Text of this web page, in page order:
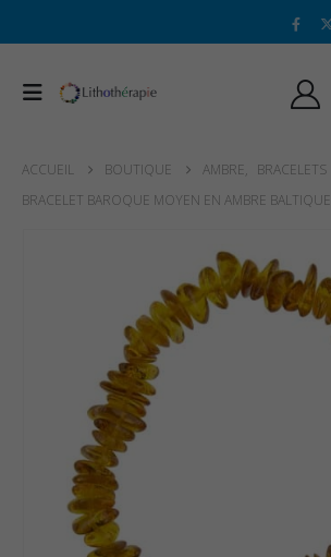
ACCUEIL BOUTIQUE AMBRE, BRACELETS
BRACELET BAROQUE MOYEN EN AMBRE BALTIQUE